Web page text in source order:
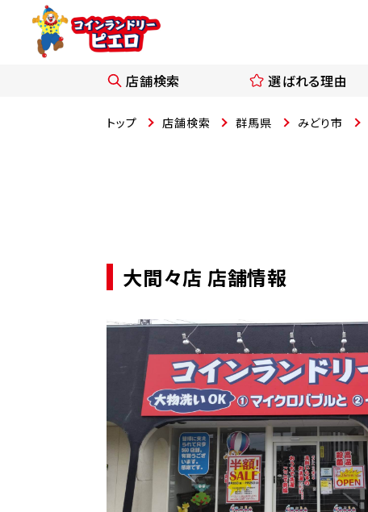
店舗検索 選ばれる理由
トップ 店舗検索 群馬県 みどり市
大間々店 店舗情報